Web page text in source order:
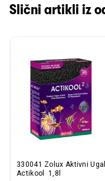
Slični artikli iz
330041 Zolux Aktivni
Actikool 1,8l